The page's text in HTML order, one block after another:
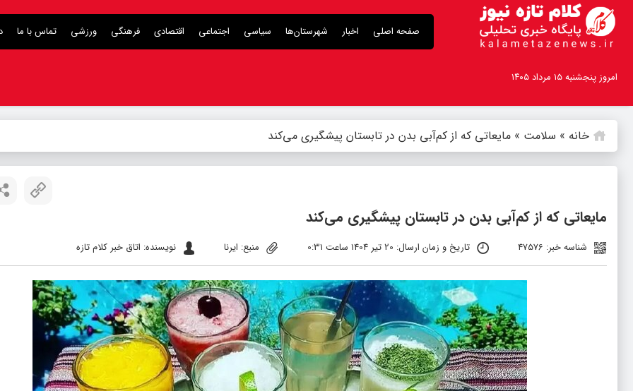
صفحه اصلی اخبار شهرستان‌ها سیاسی اجتماعی اقتصادی فرهنگی ورزشی تماس با ما
امروز پنجشنبه ۱۵ مرداد ۱۴۰۵
خانه » سلامت » مایعاتی که از کم‌آبی بدن در تابستان پیشگیری می‌کند
مایعاتی که از کم‌آبی بدن در تابستان پیشگیری می‌کند
شناسه خبر: 47576 تاریخ و زمان ارسال: 20 تیر 1404 ساعت 0:31 منبع: ایرنا نویسنده: اتاق خبر کلام تازه